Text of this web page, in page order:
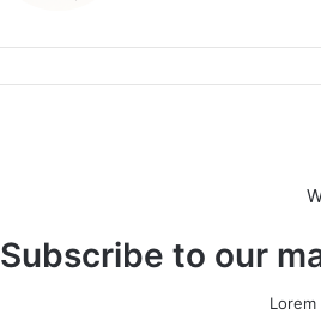
Subscribe to our